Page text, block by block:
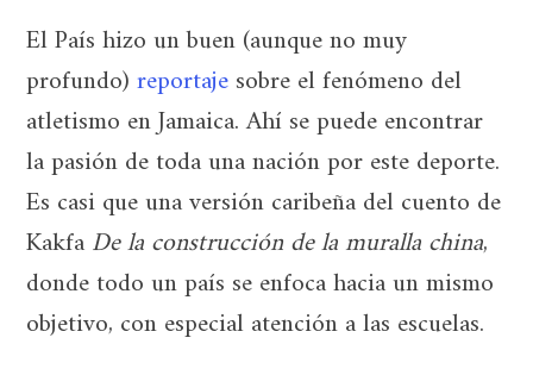
El País hizo un buen (aunque no muy
profundo)reportajesobre el fenómeno del
atletismo en Jamaica. Ahí se puede encontrar
la pasión de toda una nación por este deporte.
Es casi que una versión caribeña del cuento de
KakfaDe la construcción de la muralla china,
donde todo un país se enfoca hacia un mismo
objetivo, con especial atención a las escuelas.